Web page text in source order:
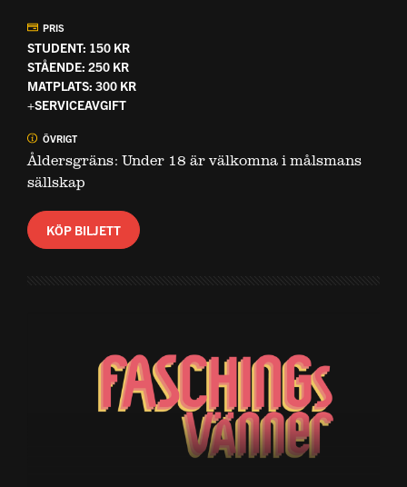
PRIS
STUDENT: 150 KR
STÅENDE: 250 KR
MATPLATS: 300 KR
+SERVICEAVGIFT
ÖVRIGT
Åldersgräns: Under 18 är välkomna i målsmans
sällskap
KÖP BILJETT